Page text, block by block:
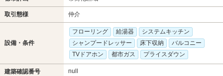
取引態様 仲介
設備・条件
フローリング 給湯器
システムキッチン
シャンプードレッサー
床下収納
バルコニー
TVドアホン
都市ガス プライスダウン
建築確認番号 null